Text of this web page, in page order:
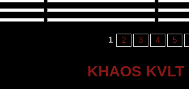
1 2 3 4 5
KHAOS KVLT